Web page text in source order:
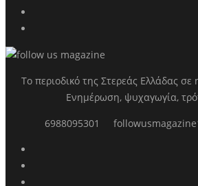
Το περιοδικό της Στερεάς Ελλάδας σε
Ενημέρωση, ψυχαγωγία,
6988095301